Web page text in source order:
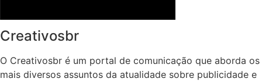
Creativosbr
O Creativosbr é um portal de comunicação que aborda os
mais diversos assuntos da atualidade sobre publicidade e